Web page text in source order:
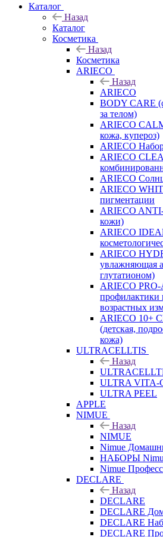
Каталог
Назад
Каталог
Косметика
Назад
Косметика
ARIECO
Назад
ARIECO
BODY CARE
за телом)
ARIECO
кожа, купероз)
ARIECO
ARIECO
ARIECO
ARIECO
пигментации
ARIECO
кожи)
ARIECO
ARIECO
увлажняющая
глутатионом)
ARIECO PRO-
профилактики
возрастных
ARIECO 10+
(детская,
кожа)
ULTRACELLTIS
Назад
ULTRA VITA-
ULTRA PEEL
APPLE
NIMUE
Назад
NIMUE
Nimue
НАБОРЫ
Nimue
DECLARE
Назад
DECLARE
DECLARE
DECLARE
DECLARE